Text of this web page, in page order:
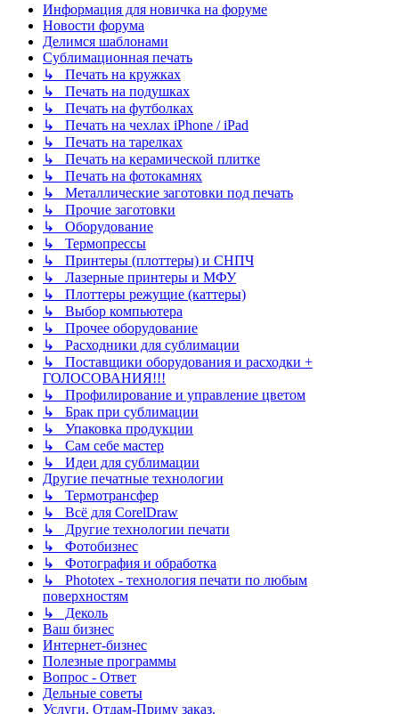
Информация для новичка на форуме
Новости форума
Делимся шаблонами
Сублимационная печать
↳ Печать на кружках
↳ Печать на подушках
↳ Печать на футболках
↳ Печать на чехлах iPhone / iPad
↳ Печать на тарелках
↳ Печать на керамической плитке
↳ Печать на фотокамнях
↳ Металлические заготовки под печать
↳ Прочие заготовки
↳ Оборудование
↳ Термопрессы
↳ Принтеры (плоттеры) и СНПЧ
↳ Лазерные принтеры и МФУ
↳ Плоттеры режущие (каттеры)
↳ Выбор компьютера
↳ Прочее оборудование
↳ Расходники для сублимации
↳ Поставщики оборудования и расходки +
ГОЛОСОВАНИЯ!!!
↳ Профилирование и управление цветом
↳ Брак при сублимации
↳ Упаковка продукции
↳ Сам себе мастер
↳ Идеи для сублимации
Другие печатные технологии
↳ Термотрансфер
↳ Всё для CorelDraw
↳ Другие технологии печати
↳ Фотобизнес
↳ Фотография и обработка
↳ Phototex - технология печати по любым
поверхностям
↳ Деколь
Ваш бизнес
Интернет-бизнес
Полезные программы
Вопрос - Ответ
Дельные советы
Услуги. Отдам-Приму заказ.